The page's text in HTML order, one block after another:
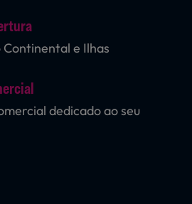
e Ilhas
dedicado ao seu